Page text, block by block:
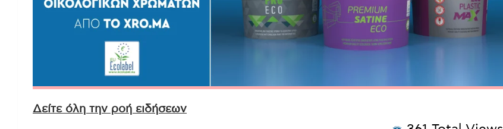
Δείτε όλη την ροή ειδήσεων